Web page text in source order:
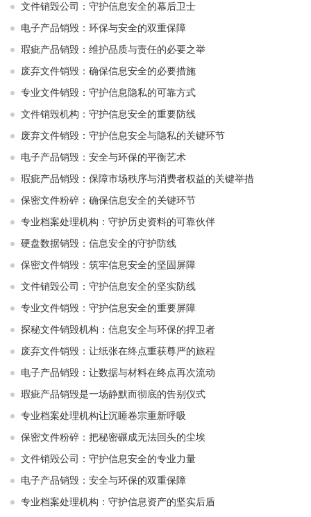
文件销毁公司：守护信息安全的幕后卫士
电子产品销毁：环保与安全的双重保障
瑕疵产品销毁：维护品质与责任的必要之举
废弃文件销毁：确保信息安全的必要措施
专业文件销毁：守护信息隐私的可靠方式
文件销毁机构：守护信息安全的重要防线
废弃文件销毁：守护信息安全与隐私的关键环节
电子产品销毁：安全与环保的平衡艺术
瑕疵产品销毁：保障市场秩序与消费者权益的关键举措
保密文件粉碎：确保信息安全的关键环节
专业档案处理机构：守护历史资料的可靠伙伴
硬盘数据销毁：信息安全的守护防线
保密文件销毁：筑牢信息安全的坚固屏障
文件销毁公司：守护信息安全的坚实防线
专业文件销毁：守护信息安全的重要屏障
探秘文件销毁机构：信息安全与环保的捍卫者
废弃文件销毁：让纸张在终点重获尊严的旅程
电子产品销毁：让数据与材料在终点再次流动
瑕疵产品销毁是一场静默而彻底的告别仪式
专业档案处理机构让沉睡卷宗重新呼吸
保密文件粉碎：把秘密碾成无法回头的尘埃
文件销毁公司：守护信息安全的专业力量
电子产品销毁：安全与环保的双重保障
专业档案处理机构：守护信息资产的坚实后盾